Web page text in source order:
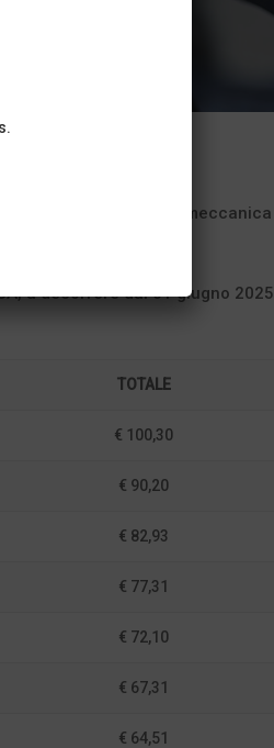
Piccola Industria Metalmeccanica
a decorrere dal 01 giugno 2025
TOTALE
€ 100,30
€ 90,20
€ 82,93
€ 77,31
€ 72,10
€ 67,31
€ 64,51